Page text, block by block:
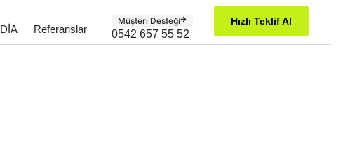
DİA Referanslar
Müşteri Desteği
0542 657 55 52
Hızlı Teklif Al